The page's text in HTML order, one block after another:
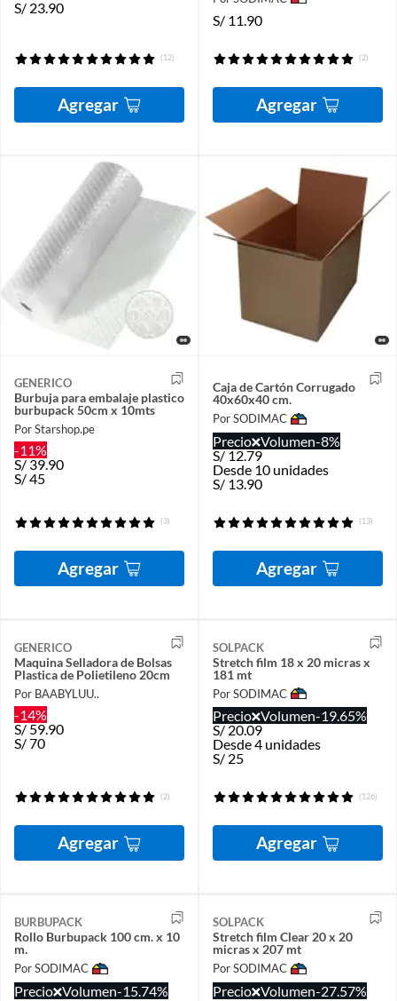
S/ 23.90
(12)
Agregar
S/ 11.90
(2)
Agregar
GENERICO
Burbuja para embalaje plastico
burbupack 50cm x 10mts
Por Starshop.pe
-11%
S/39.90
S/45
(3)
Agregar
Caja de Cartón Corrugado
40x60x40 cm.
Por SODIMAC
Precio Volumen-8%
S/12.79
Desde 10 unidades
S/ 13.90
(13)
Agregar
GENERICO
Maquina Selladora de Bolsas
Plastica de Polietileno 20cm
Por BAABYLUU..
-14%
S/59.90
S/70
(2)
Agregar
SOLPACK
Stretch film 18 x 20 micras x
181 mt
Por SODIMAC
Precio Volumen-19.65%
S/ 20.09
Desde 4 unidades
S/ 25
(126)
Agregar
BURBUPACK
Rollo Burbupack 100 cm. x 10
m.
Por SODIMAC
Precio Volumen-15.74%
SOLPACK
Stretch film Clear 20 x 20
micras x 207 mt
Por SODIMAC
Precio Volumen-27.57%